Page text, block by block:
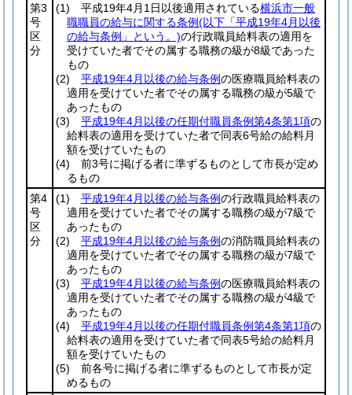
第3
号
区
分
(1) 平成19年4月1日以後適用されている横浜市一般
職職員の給与に関する条例(以下「平成19年4月以後
の給与条例」という。)の行政職員給料表の適用を
受けていた者でその属する職務の級が8級であった
もの
(2)
平成19年4月以後の給与条例の医療職員給料表の
適用を受けていた者でその属する職務の級が5級で
あったもの
(3)
平成19年4月以後の任期付職員条例第4条第1項の
給料表の適用を受けていた者で同表6号給の給料月
額を受けていたもの
(4) 前3号に掲げる者に準ずるものとして市長が定め
るもの
第4
号
区
分
(1) 平成19年4月以後の給与条例の行政職員給料表の
適用を受けていた者でその属する職務の級が7級で
あったもの
(2)
平成19年4月以後の給与条例の消防職員給料表の
適用を受けていた者でその属する職務の級が7級で
あったもの
(3)
平成19年4月以後の給与条例の医療職員給料表の
適用を受けていた者でその属する職務の級が4級で
あったもの
(4)
平成19年4月以後の任期付職員条例第4条第1項の
給料表の適用を受けていた者で同表5号給の給料月
額を受けていたもの
(5) 前各号に掲げる者に準ずるものとして市長が定
めるもの